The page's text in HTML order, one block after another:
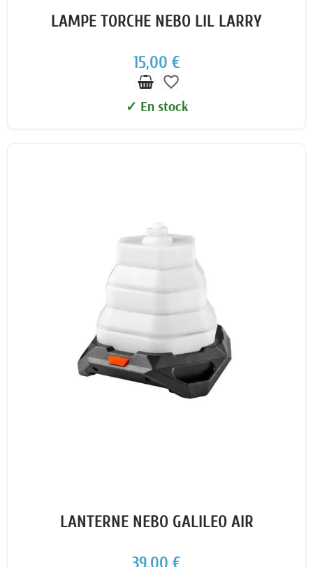
LAMPE TORCHE NEBO LIL LARRY
15,00 €
favorite_border
✓ En stock
LANTERNE NEBO GALILEO AIR